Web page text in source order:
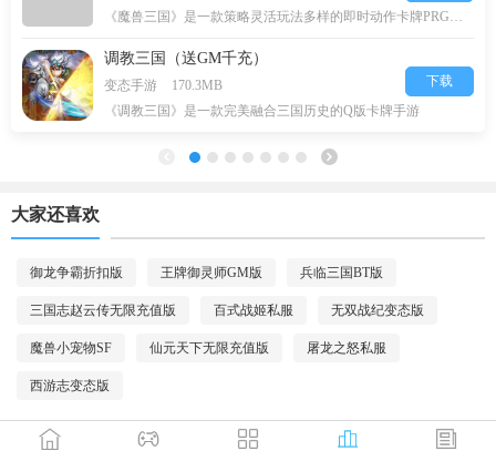
《魔兽三国》是一款策略灵活玩法多样的即时动作卡牌PRG游戏，
调教三国（送GM千充）
变态手游
170.3MB
《调教三国》是一款完美融合三国历史的Q版卡牌手游
下载
大家还喜欢
御龙争霸折扣版 王牌御灵师GM版 兵临三国BT版
三国志赵云传无限充值版 百式战姬私服 无双战纪变态版
魔兽小宠物SF 仙元天下无限充值版 屠龙之怒私服
西游志变态版